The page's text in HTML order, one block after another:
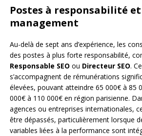
Postes à responsabilité et
management
Au-delà de sept ans d’expérience, les
des postes à plus forte responsabilité,
Responsable SEO ou Directeur SEO.
s’accompagnent de rémunérations
élevées, pouvant atteindre 65 000€ à 85
000€ à 110 000€ en région parisienne.
agences ou entreprises internationales,
être dépassés, particulièrement lorsque
variables liées à la performance sont